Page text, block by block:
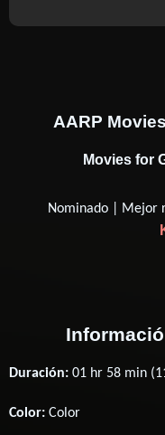
AARP
Movies for
Nominado | Mejor
Duración: 01 hr 58 min
Color: Color